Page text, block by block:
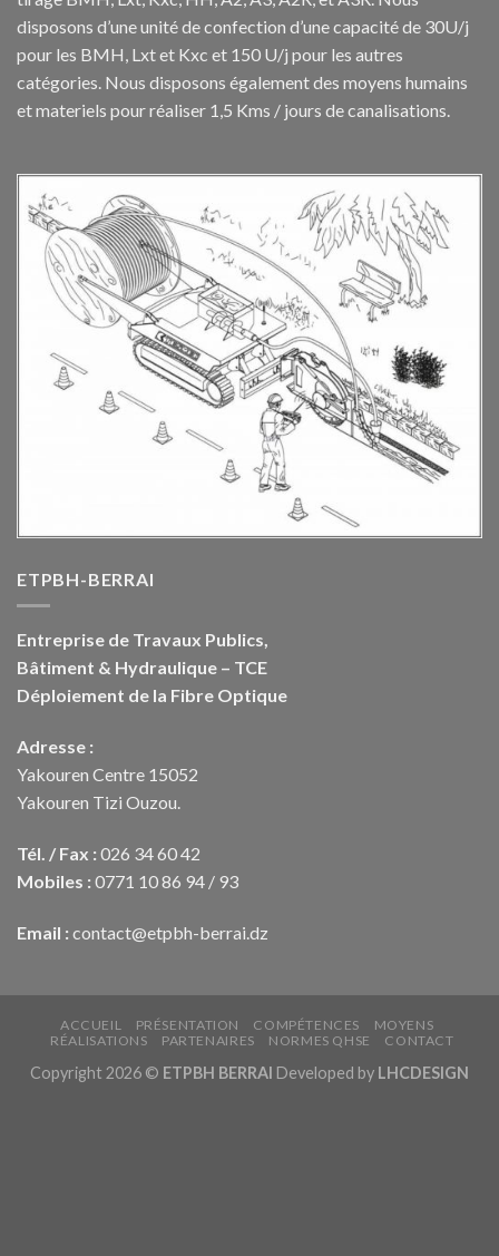
disposons d’une unité de confection d’une capacité de 30U/j
pour les BMH, Lxt et Kxc et 150 U/j pour les autres
catégories. Nous disposons également des moyens humains
et materiels pour réaliser 1,5 Kms / jours de canalisations.
ETPBH-BERRAI
Entreprise de Travaux Publics,
Bâtiment & Hydraulique – TCE
Déploiement de la Fibre Optique
Adresse :
Yakouren Centre 15052
Yakouren Tizi Ouzou.
Tél. / Fax : 026 34 60 42
Mobiles : 0771 10 86 94 / 93
Email : contact@etpbh-berrai.dz
ACCUEIL PRÉSENTATION COMPÉTENCES
MOYENS
RÉALISATIONS
PARTENAIRES NORMES QHSE CONTACT
Copyright 2026 © ETPBH BERRAI Developed by LHCDESIGN